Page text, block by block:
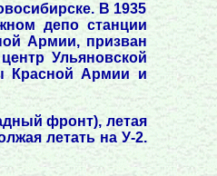
В 1935
депо станции
Армии, призван
Ульяновской
Красной Армии и
фронт), летая
летать на У-2.